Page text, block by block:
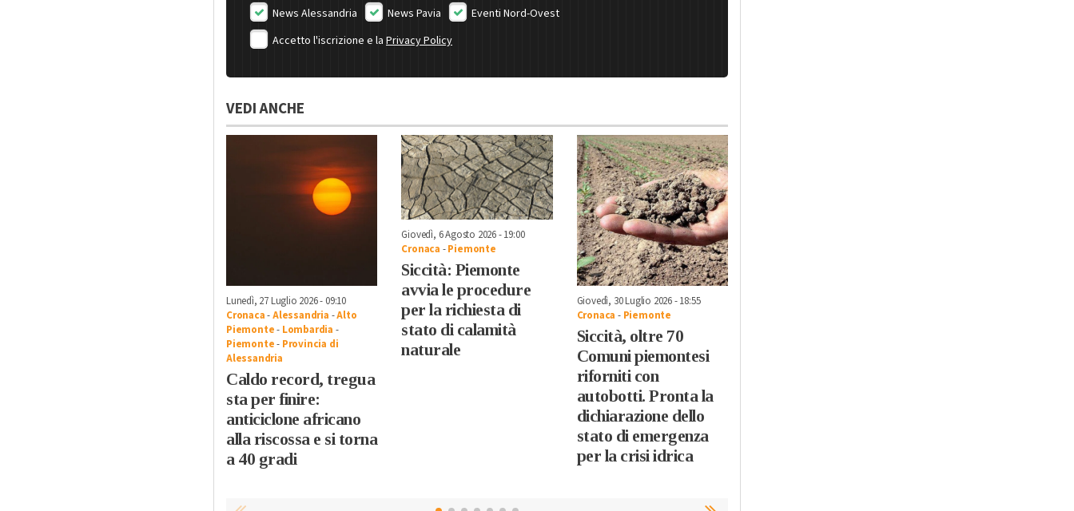
News Alessandria
News Pavia
Eventi Nord-Ovest
Accetto l'iscrizione e la Privacy Policy
VEDI ANCHE
Lunedì, 27 Luglio 2026 - 09:10
Cronaca-Alessandria -Alto
Piemonte- Lombardia -
Piemonte- Provincia di
Alessandria
Caldo record, tregua
sta per finire:
anticiclone africano
alla riscossa e si torna
a 40 gradi
Giovedì, 6 Agosto 2026 - 19:00
Cronaca -Piemonte
Siccità: Piemonte
avvia le procedure
per la richiesta di
stato di calamità
naturale
Giovedì, 30 Luglio 2026 - 18:55
Cronaca - Piemonte
Siccità, oltre 70
Comuni piemontesi
riforniti con
autobotti. Pronta la
dichiarazione dello
stato di emergenza
per la crisi idrica